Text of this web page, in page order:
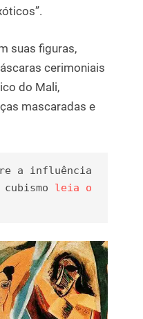
suas figuras,
cerimoniais
do Mali,
mascaradas e
a influência
leia o